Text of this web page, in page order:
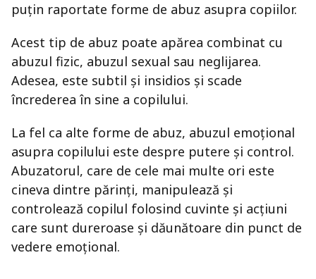
puțin raportate forme de abuz asupra copiilor.
Acest tip de abuz poate apărea combinat cu
abuzul fizic, abuzul sexual sau neglijarea.
Adesea, este subtil și insidios și scade
încrederea în sine a copilului.
La fel ca alte forme de abuz, abuzul emoțional
asupra copilului este despre putere și control.
Abuzatorul, care de cele mai multe ori este
cineva dintre părinți, manipulează și
controlează copilul folosind cuvinte și acțiuni
care sunt dureroase și dăunătoare din punct de
vedere emoțional.